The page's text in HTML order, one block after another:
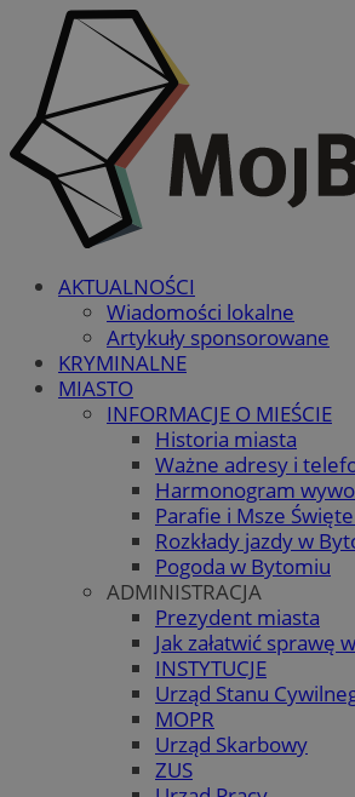
AKTUALNOŚCI
Wiadomości lokalne
Artykuły sponsorowane
KRYMINALNE
MIASTO
INFORMACJE O MIEŚCIE
Historia miasta
Ważne adresy i
Harmonogram
Parafie i Msze
Rozkłady jazdy w
Pogoda w Bytomiu
ADMINISTRACJA
Prezydent miasta
Jak załatwić sprawę
INSTYTUCJE
Urząd Stanu
MOPR
Urząd Skarbowy
ZUS